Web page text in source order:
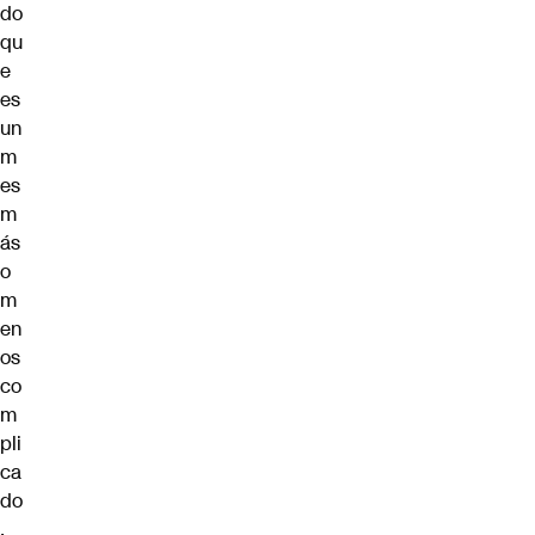
do
qu
e
es
un
m
es
m
ás
o
m
en
os
co
m
pli
ca
do
,